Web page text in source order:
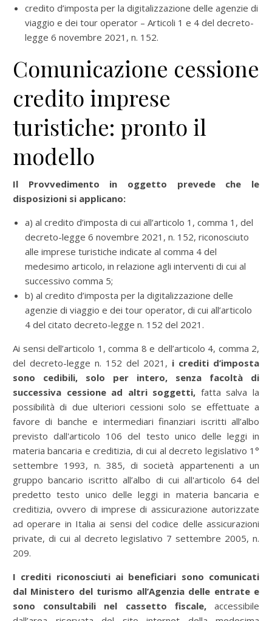
credito d’imposta per la digitalizzazione delle agenzie di
viaggio e dei tour operator – Articoli 1 e 4 del decreto-
legge 6 novembre 2021, n. 152.
Comunicazione cessione
credito imprese
turistiche: pronto il
modello
Il Provvedimento in oggetto prevede che le
disposizioni si applicano:
a) al credito d’imposta di cui all’articolo 1, comma 1, del
decreto-legge 6 novembre 2021, n. 152, riconosciuto
alle imprese turistiche indicate al comma 4 del
medesimo articolo, in relazione agli interventi di cui al
successivo comma 5;
b) al credito d’imposta per la digitalizzazione delle
agenzie di viaggio e dei tour operator, di cui all’articolo
4 del citato decreto-legge n. 152 del 2021.
Ai sensi dell’articolo 1, comma 8 e dell’articolo 4, comma 2,
del decreto-legge n. 152 del 2021, i crediti d’imposta
sono cedibili, solo per intero, senza facoltà di
successiva cessione ad altri soggetti, fatta salva la
possibilità di due ulteriori cessioni solo se effettuate a
favore di banche e intermediari finanziari iscritti all’albo
previsto dall'articolo 106 del testo unico delle leggi in
materia bancaria e creditizia, di cui al decreto legislativo 1°
settembre 1993, n. 385, di società appartenenti a un
gruppo bancario iscritto all’albo di cui all'articolo 64 del
predetto testo unico delle leggi in materia bancaria e
creditizia, ovvero di imprese di assicurazione autorizzate
ad operare in Italia ai sensi del codice delle assicurazioni
private, di cui al decreto legislativo 7 settembre 2005, n.
209.
I crediti riconosciuti ai beneficiari sono comunicati
dal Ministero del turismo all’Agenzia delle entrate e
sono consultabili nel cassetto fiscale, accessibile